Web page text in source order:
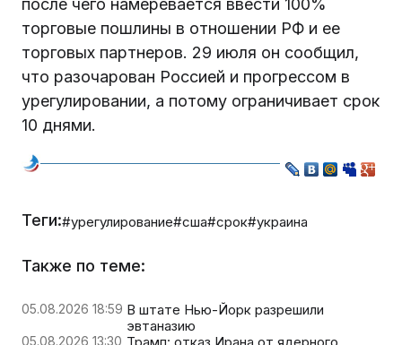
после чего намеревается ввести 100%
торговые пошлины в отношении РФ и ее
торговых партнеров. 29 июля он сообщил,
что разочарован Россией и прогрессом в
урегулировании, а потому ограничивает срок
10 днями.
Теги:#урегулирование#сша#срок#украина
Также по теме:
05.08.2026 18:59 В штате Нью-Йорк разрешили
эвтаназию
05.08.2026 13:30